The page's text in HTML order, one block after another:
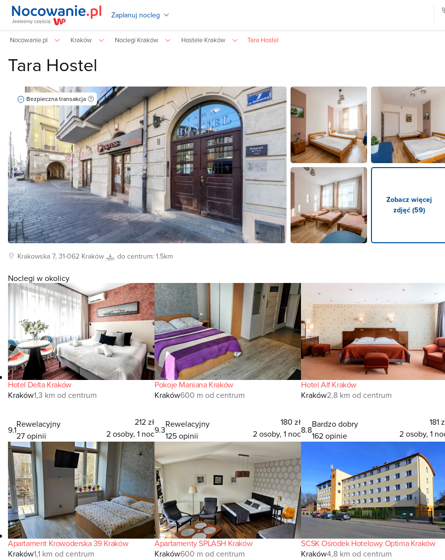
Zaplanuj nocleg
Nocowanie.pl Kraków Noclegi Kraków Hostele Kraków Tara Hostel
Tara Hostel
Zobacz więcej
zdjęć (59)
Bezpieczna transakcja
Krakowska7, 31-062 Kraków do centrum:1.5km
Noclegi w okolicy
Hotel Delta Kraków
Kraków1,3 km od centrum
9.1
Rewelacyjny
27 opinii
212 zł
2 osoby, 1 noc
Pokoje Maniana Kraków
Kraków600 m od centrum
9.3
Rewelacyjny
125 opinii
180 zł
2 osoby, 1 noc
Hotel Alf Kraków
Kraków2,8 km od centrum
8.8
Bardzo dobry
162 opinie
181
2 osoby, 1
Apartament Krowoderska 39 Kraków
Kraków1,1 km od centrum
Apartamenty SPLASH Kraków
Kraków600 m od centrum
SCSK Ośrodek Hotelowy Optima Kraków
Kraków4,8 km od centrum